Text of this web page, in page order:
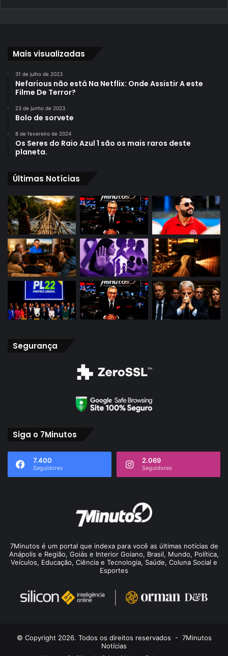
Mais visualizadas
31 de julho de 2023
Nefarious não está Na Netflix: Onde Assistir A este
Filme De Terror?
23 de junho de 2023
Bolo de sorvete
8 de fevereiro de 2024
Os Seres do Raio Azul 1 são os mais raros deste
planeta.
Últimas Notícias
Segurança
Siga o 7Minutos
7.400
Seguidores
2.069
Seguidores
7Minutos é um portal que indexa para você as últimas notícias de
Anápolis e Região, Goiás e Interior Goiano, Brasil, Mundo, Política,
Veículos, Educação, Ciência e Tecnologia, Saúde, Coluna Social e
Esportes
© Copyright 2026. Todos os direitos reservados - 7Minutos
Notícias